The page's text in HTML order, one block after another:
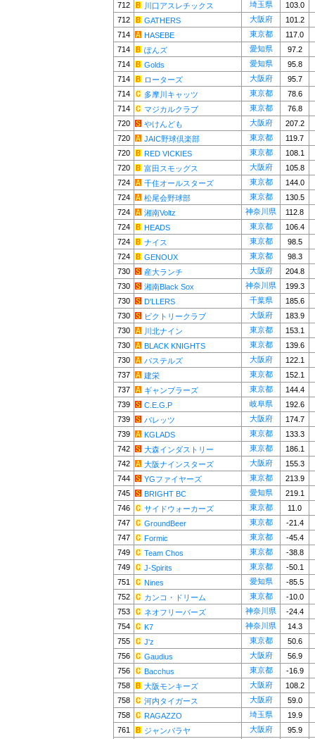
712
川口アスレチックス 埼玉県
103.0
712
GATHERS 大阪府
101.2
714
HASEBE 東京都
117.0
714
ぽんズ 愛知県
97.2
714
Golds 愛知県
95.8
714
ローターズ 大阪府
95.7
714
多摩川キャッツ 東京都
78.6
714
マジカルクラブ 東京都
76.8
720
やけんども 大阪府
207.2
720
JAIC野球倶楽部 東京都
119.7
720
RED VICKIES 東京都
108.1
720
富田スモッグス 大阪府
105.8
724
千住オールスターズ 東京都
144.0
724
松尾会野球部 東京都
130.5
724
湘南Voltz 神奈川県
112.8
724
HEADS 東京都
106.4
724
ナイス 東京都
98.5
724
GENOUX 東京都
98.3
730
産大ランチ 大阪府
204.8
730
湘南Black Sox 神奈川県
199.3
730
D'LLERS 千葉県
185.6
730
ビクトリークラブ 大阪府
183.9
730
川北ナイン 東京都
153.1
730
BLACK KNIGHTS 東京都
139.6
730
パステルズ 大阪府
122.1
737
建栄 東京都
152.1
737
ギャンブラーズ 東京都
144.4
739
C.E.G.P 岐阜県
192.6
739
バレッツ 大阪府
174.7
739
KGLADS 東京都
133.3
742
大森インダストリー 東京都
186.1
742
大阪ナインスターズ 大阪府
155.3
744
YGファイヤーズ 東京都
213.9
745
BRIGHT BC 愛知県
219.1
746
サイドウォーカーズ 東京都
11.0
747
GroundBeer 東京都
-21.4
747
Formic 東京都
-45.4
749
Team Chos 東京都
-38.8
749
J-Spirits 東京都
-50.1
751
Nines 愛知県
-85.5
752
カンコ・ドリーム 東京都
-10.0
753
ネオフリーバーズ 神奈川県
-24.4
754
K7 神奈川県
14.3
755
J'z 東京都
50.6
756
Gaudius 大阪府
56.9
756
Bacchus 東京都
-16.9
758
大阪モンキーズ 大阪府
108.2
758
河内タイガース 大阪府
59.0
758
RAGAZZO 埼玉県
19.9
761
ジャンバラヤ 大阪府
95.9